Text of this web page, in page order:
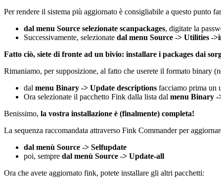
Per rendere il sistema più aggiornato è consigliabile a questo punto
dal menu Source selezionate scanpackages, digitate la
Successivamente, selezionate dal menu Source -> Utilities -
Fatto ciò, siete di fronte ad un bivio: installare i packages dai
Rimaniamo, per supposizione, al fatto che userete il formato binary
dal menu Binary -> Update descriptions facciamo prima un
Ora selezionate il pacchetto Fink dalla lista dal menu Binary -
Benissimo, la vostra installazione è (finalmente) completa!
La sequenza raccomandata attraverso Fink Commander per
dal menù Source -> Selfupdate
poi, sempre dal menù Source -> Update-all
Ora che avete aggiornato fink, potete installare gli altri pacchetti: